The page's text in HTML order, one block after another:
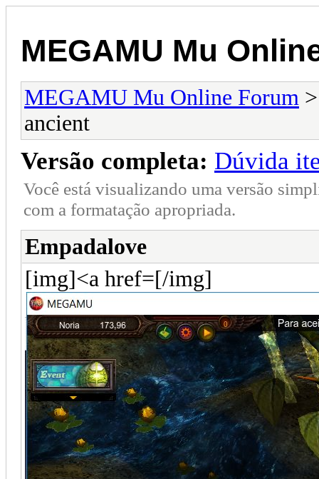
MEGAMU Mu
MEGAMU Mu Online Forum
ancient
Versão completa: Dúvida
Você está visualizando uma versão
com a formatação apropriada.
Empadalove
[img]<a href=[/img]